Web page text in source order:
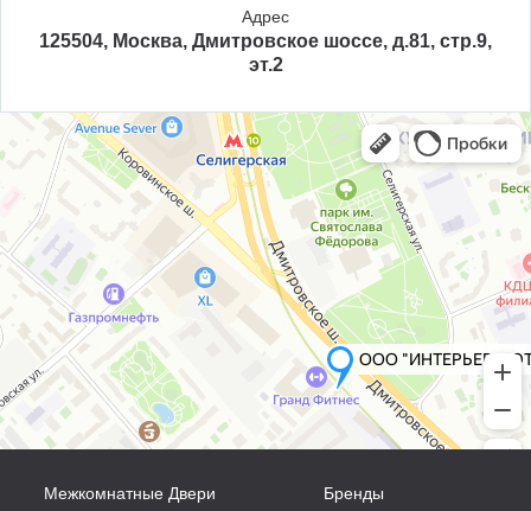
Адрес
125504, Москва, Дмитровское шоссе, д.81, стр.9,
эт.2
Межкомнатные Двери
Бренды